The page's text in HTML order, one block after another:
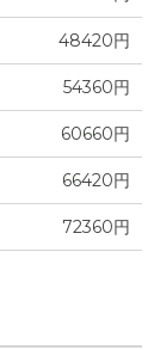
48420円
54360円
60660円
66420円
72360円